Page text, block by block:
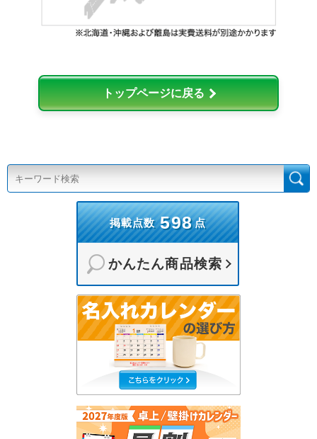
トップページに戻る
掲載点数 598点
かんたん商品検索